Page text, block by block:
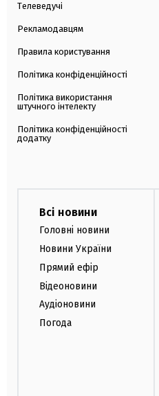
Телеведучі
Рекламодавцям
Правила користування
Політика конфіденційності
Політика використання
штучного інтелекту
Політика конфіденційності
додатку
Всі новини
Головні новини
Новини України
Прямий ефір
Відеоновини
Аудіоновини
Погода